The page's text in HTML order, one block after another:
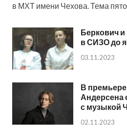
в МХТ имени Чехова. Тема
Беркович и
в СИЗО до
03.11.2023
В премьере
Андерсена
с музыкой
02.11.2023